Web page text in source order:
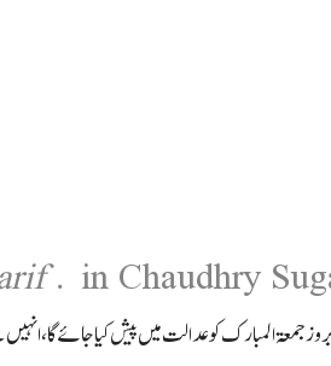
in Chaudhry
جمعۃ المبارک کو عدالت میں پیش کیا جائے